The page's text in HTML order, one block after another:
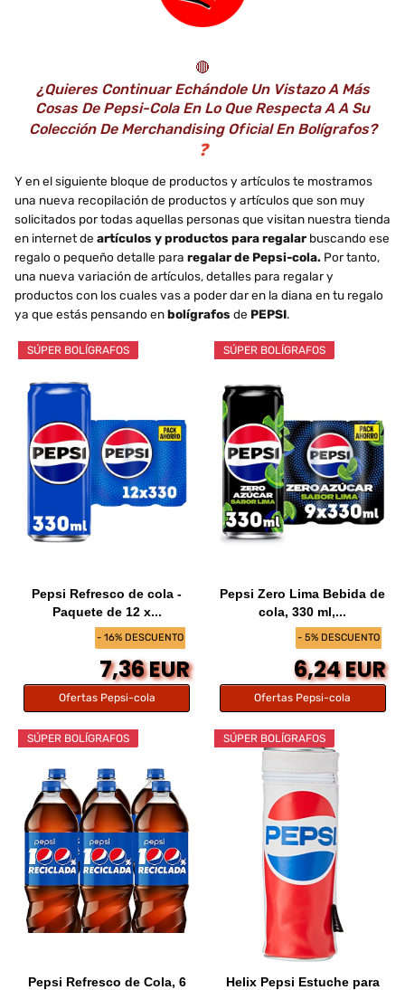
🔴
¿Quieres Continuar Echándole Un Vistazo A Más
Cosas De Pepsi-Cola En Lo Que Respecta A A Su
Colección De Merchandising Oficial En Bolígrafos?
❓
Y en el siguiente bloque de productos y artículos te mostramos
una nueva recopilación de productos y artículos que son muy
solicitados por todas aquellas personas que visitan nuestra tienda
en internet de artículos y productos para regalar buscando ese
regalo o pequeño detalle para regalar de Pepsi-cola. Por tanto,
una nueva variación de artículos, detalles para regalar y
productos con los cuales vas a poder dar en la diana en tu regalo
ya que estás pensando enbolígrafos de PEPSI.
- 16% DESCUENTO
SÚPER BOLÍGRAFOS
Pepsi Refresco de cola -
Paquete de 12 x...
7,36 EUR
Ofertas Pepsi-cola
- 5% DESCUENTO
SÚPER BOLÍGRAFOS
Pepsi Zero Lima Bebida de
cola, 330 ml,...
6,24 EUR
Ofertas Pepsi-cola
SÚPER BOLÍGRAFOS
Pepsi Refresco de Cola, 6
SÚPER BOLÍGRAFOS
Helix Pepsi Estuche para